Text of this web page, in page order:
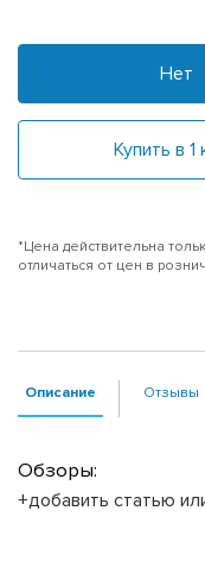
Нет
Купить в 1
*Цена действительна
отличаться от цен в
Описание Отзывы
Обзоры:
+добавить статью